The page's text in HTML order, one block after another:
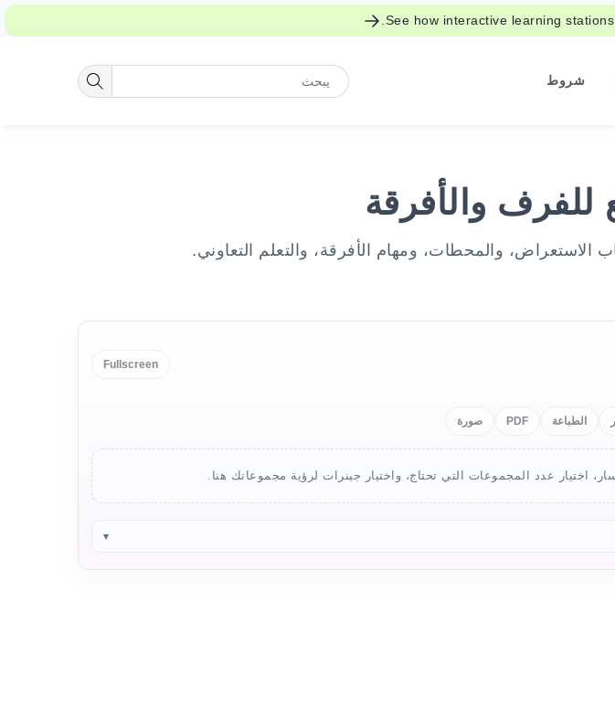
See how interactive learning
شروط
للفرف والأفرقة
الاستعراض، والمحطات، ومهام الأفرقة، والتعلم التعاوني.
Fullscreen
الطباعة PDF صورة
اختيار عدد المجموعات التي تحتاج، واختيار جينرات لرؤية مجموعاتك هنا.